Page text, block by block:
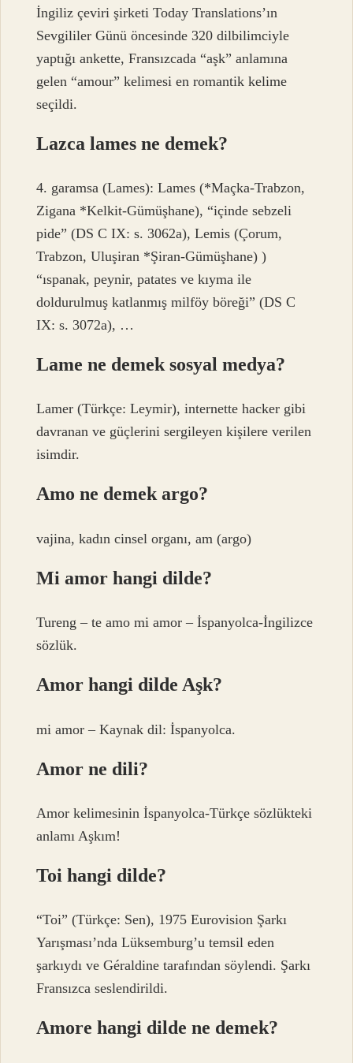
İngiliz çeviri şirketi Today Translations’ın
Sevgililer Günü öncesinde 320 dilbilimciyle
yaptığı ankette, Fransızcada “aşk” anlamına
gelen “amour” kelimesi en romantik kelime
seçildi.
Lazca lames ne demek?
4. garamsa (Lames): Lames (*Maçka-Trabzon,
Zigana *Kelkit-Gümüşhane), “içinde sebzeli
pide” (DS C IX: s. 3062a), Lemis (Çorum,
Trabzon, Uluşiran *Şiran-Gümüşhane) )
“ıspanak, peynir, patates ve kıyma ile
doldurulmuş katlanmış milföy böreği” (DS C
IX: s. 3072a), …
Lame ne demek sosyal medya?
Lamer (Türkçe: Leymir), internette hacker gibi
davranan ve güçlerini sergileyen kişilere verilen
isimdir.
Amo ne demek argo?
vajina, kadın cinsel organı, am (argo)
Mi amor hangi dilde?
Tureng – te amo mi amor – İspanyolca-İngilizce
sözlük.
Amor hangi dilde Aşk?
mi amor – Kaynak dil: İspanyolca.
Amor ne dili?
Amor kelimesinin İspanyolca-Türkçe sözlükteki
anlamı Aşkım!
Toi hangi dilde?
“Toi” (Türkçe: Sen), 1975 Eurovision Şarkı
Yarışması’nda Lüksemburg’u temsil eden
şarkıydı ve Géraldine tarafından söylendi. Şarkı
Fransızca seslendirildi.
Amore hangi dilde ne demek?